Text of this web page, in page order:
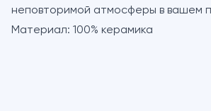
неповторимой атмосферы в вашем
Материал: 100% керамика